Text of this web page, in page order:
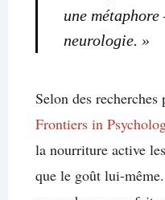
une
neurologie. »
Selon des
Frontiers in
la nourriture active
que le goût lui-